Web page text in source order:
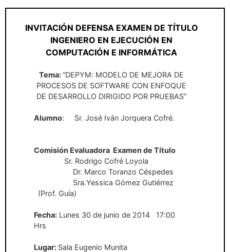
INVITACIÓN DEFENSA EXAMEN DE TÍTULO
INGENIERO EN EJECUCIÓN EN
COMPUTACIÓN E INFORMÁTICA
Tema:“DEPYM: MODELO DE MEJORA DE
PROCESOS DE SOFTWARE CON ENFOQUE
DE DESARROLLO DIRIGIDO POR PRUEBAS”
Alumno: Sr. José Iván Jorquera Cofré.
Comisión Evaluadora Examen de Título
Sr. Rodrigo Cofré Loyola
Dr. Marco Toranzo Céspedes
Sra.Yessica Gómez Gutiérrez
(Prof. Guía)
Fecha:Lunes 30 de junio de 2014
17:00
Hrs
Lugar: Sala Eugenio Munita